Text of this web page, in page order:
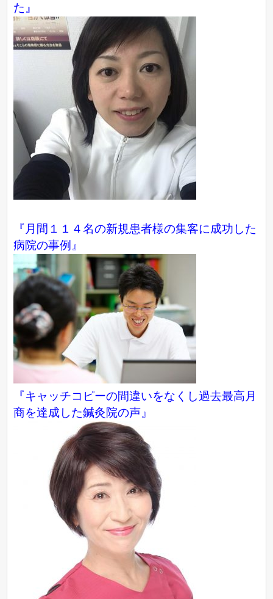
た』
『月間１１４名の新規患者様の集客に成功した
病院の事例』
『キャッチコピーの間違いをなくし過去最高月
商を達成した鍼灸院の声』